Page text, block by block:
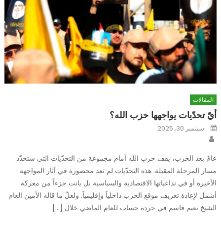
المقالات
أيّ تحدّيات يواجهها حزب الله؟
Posted
onسبتمبر 30, 2025
عامٌ بعد الحرب، يقف حزب الله أمام مجموعة من التحدّيات التي ستحدّد
مسار المرحلة المقبلة. هذه التحدّيات لم تعد محصورة في آثار المواجهة
الأخيرة أو في تداعياتها الاقتصادية والسياسية بل باتت جزءاً من معركة
أشمل لإعادة تعريف موقع الحزب داخلياً وإقليمياً. ولعلّ ما قاله الأمين العام
الشيخ نعيم قاسم في جردة حساب للعام الماضي خلال […]